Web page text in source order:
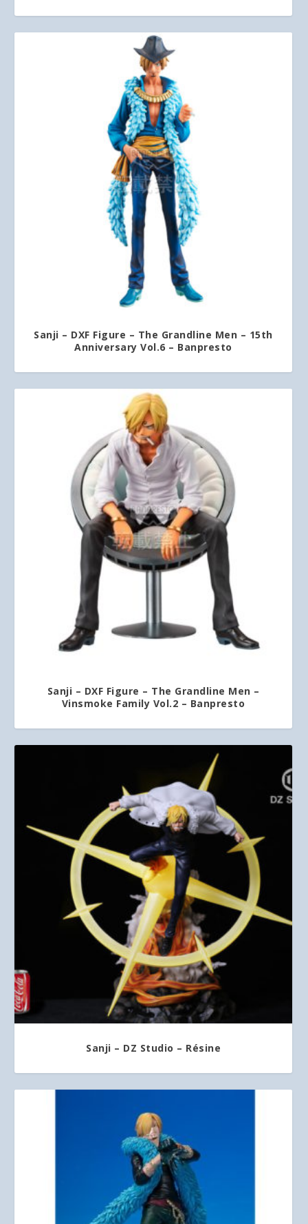
Sanji – DXF Figure – The Grandline Men – 15th
Anniversary Vol.6 – Banpresto
Sanji – DXF Figure – The Grandline Men –
Vinsmoke Family Vol.2 – Banpresto
Sanji – DZ Studio – Résine